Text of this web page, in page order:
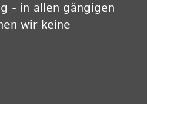
- in allen gängigen
wir keine